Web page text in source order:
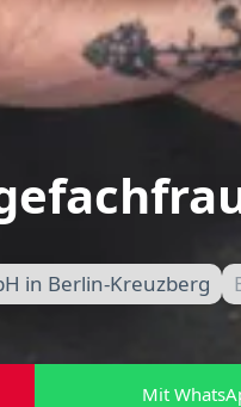
in Berlin-Kreuzberg
Mit